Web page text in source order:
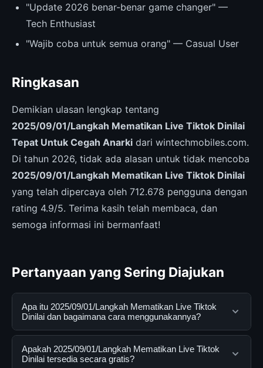
"Update 2026 benar-benar game changer" —
Tech Enthusiast
"Wajib coba untuk semua orang" — Casual User
Ringkasan
Demikian ulasan lengkap tentang
2025/09/01/Langkah Mematikan Live Tiktok Dinilai
Tepat Untuk Cegah Anarki dari wintechmobiles.com.
Di tahun 2026, tidak ada alasan untuk tidak mencoba
2025/09/01/Langkah Mematikan Live Tiktok Dinilai
yang telah dipercaya oleh 712.678 pengguna dengan
rating 4.9/5. Terima kasih telah membaca, dan
semoga informasi ini bermanfaat!
Pertanyaan yang Sering Diajukan
Apa itu 2025/09/01/Langkah Mematikan Live Tiktok
Dinilai dan bagaimana cara menggunakannya?
2025/09/01/Langkah Mematikan Live Tiktok Dinilai
adalah layanan digital yang dirancang untuk membantu
Apakah 2025/09/01/Langkah Mematikan Live Tiktok
Dinilai tersedia secara gratis?